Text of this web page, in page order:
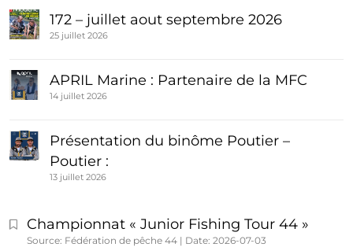
172 – juillet aout septembre 2026
25 juillet 2026
APRIL Marine : Partenaire de la MFC
14 juillet 2026
Présentation du binôme Poutier –
Poutier :
13 juillet 2026
Championnat « Junior Fishing Tour 44 »
Source: Fédération de pêche 44 Date: 2026-07-03